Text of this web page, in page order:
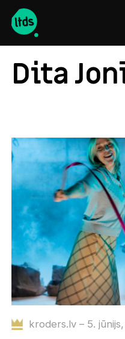
Dita
kroders.lv – 5.